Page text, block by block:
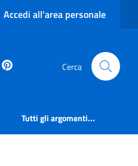
Accedi all'area personale
youtube Cerca
Tutti gli argomenti...